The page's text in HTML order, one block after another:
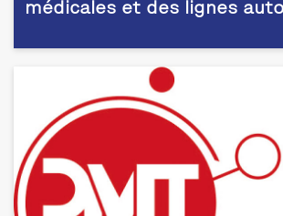
médicales et des lignes